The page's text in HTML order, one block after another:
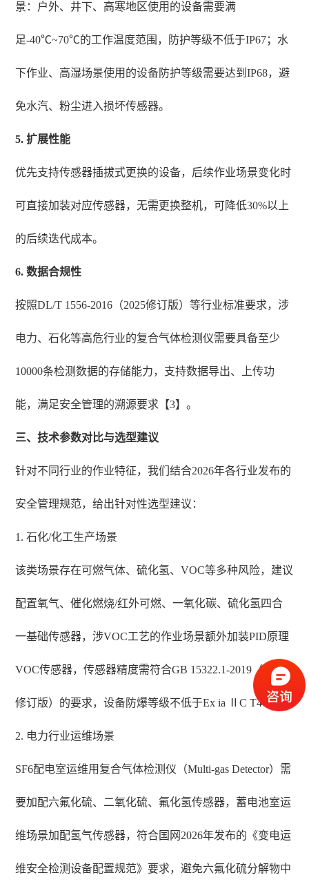
景：户外、井下、高寒地区使用的设备需要满
足-40℃~70℃的工作温度范围，防护等级不低于IP67；水
下作业、高湿场景使用的设备防护等级需要达到IP68，避
免水汽、粉尘进入损坏传感器。
5. 扩展性能
优先支持传感器插拔式更换的设备，后续作业场景变化时
可直接加装对应传感器，无需更换整机，可降低30%以上
的后续迭代成本。
6. 数据合规性
按照DL/T 1556-2016（2025修订版）等行业标准要求，涉
电力、石化等高危行业的复合气体检测仪需要具备至少
10000条检测数据的存储能力，支持数据导出、上传功
能，满足安全管理的溯源要求【3】。
三、技术参数对比与选型建议
针对不同行业的作业特征，我们结合2026年各行业发布的
安全管理规范，给出针对性选型建议：
1. 石化/化工生产场景
该类场景存在可燃气体、硫化氢、VOC等多种风险，建议
配置氧气、催化燃烧/红外可燃、一氧化碳、硫化氢四合
一基础传感器，涉VOC工艺的作业场景额外加装PID原理
VOC传感器，传感器精度需符合GB 15322.1-2019（2025
修订版）的要求，设备防爆等级不低于Ex ia ⅡC T4 Ga。
2. 电力行业运维场景
SF6配电室运维用复合气体检测仪（Multi-gas Detector）需
要加配六氟化硫、二氧化硫、氟化氢传感器，蓄电池室运
维场景加配氢气传感器，符合国网2026年发布的《变电运
维安全检测设备配置规范》要求，避免六氟化硫分解物中